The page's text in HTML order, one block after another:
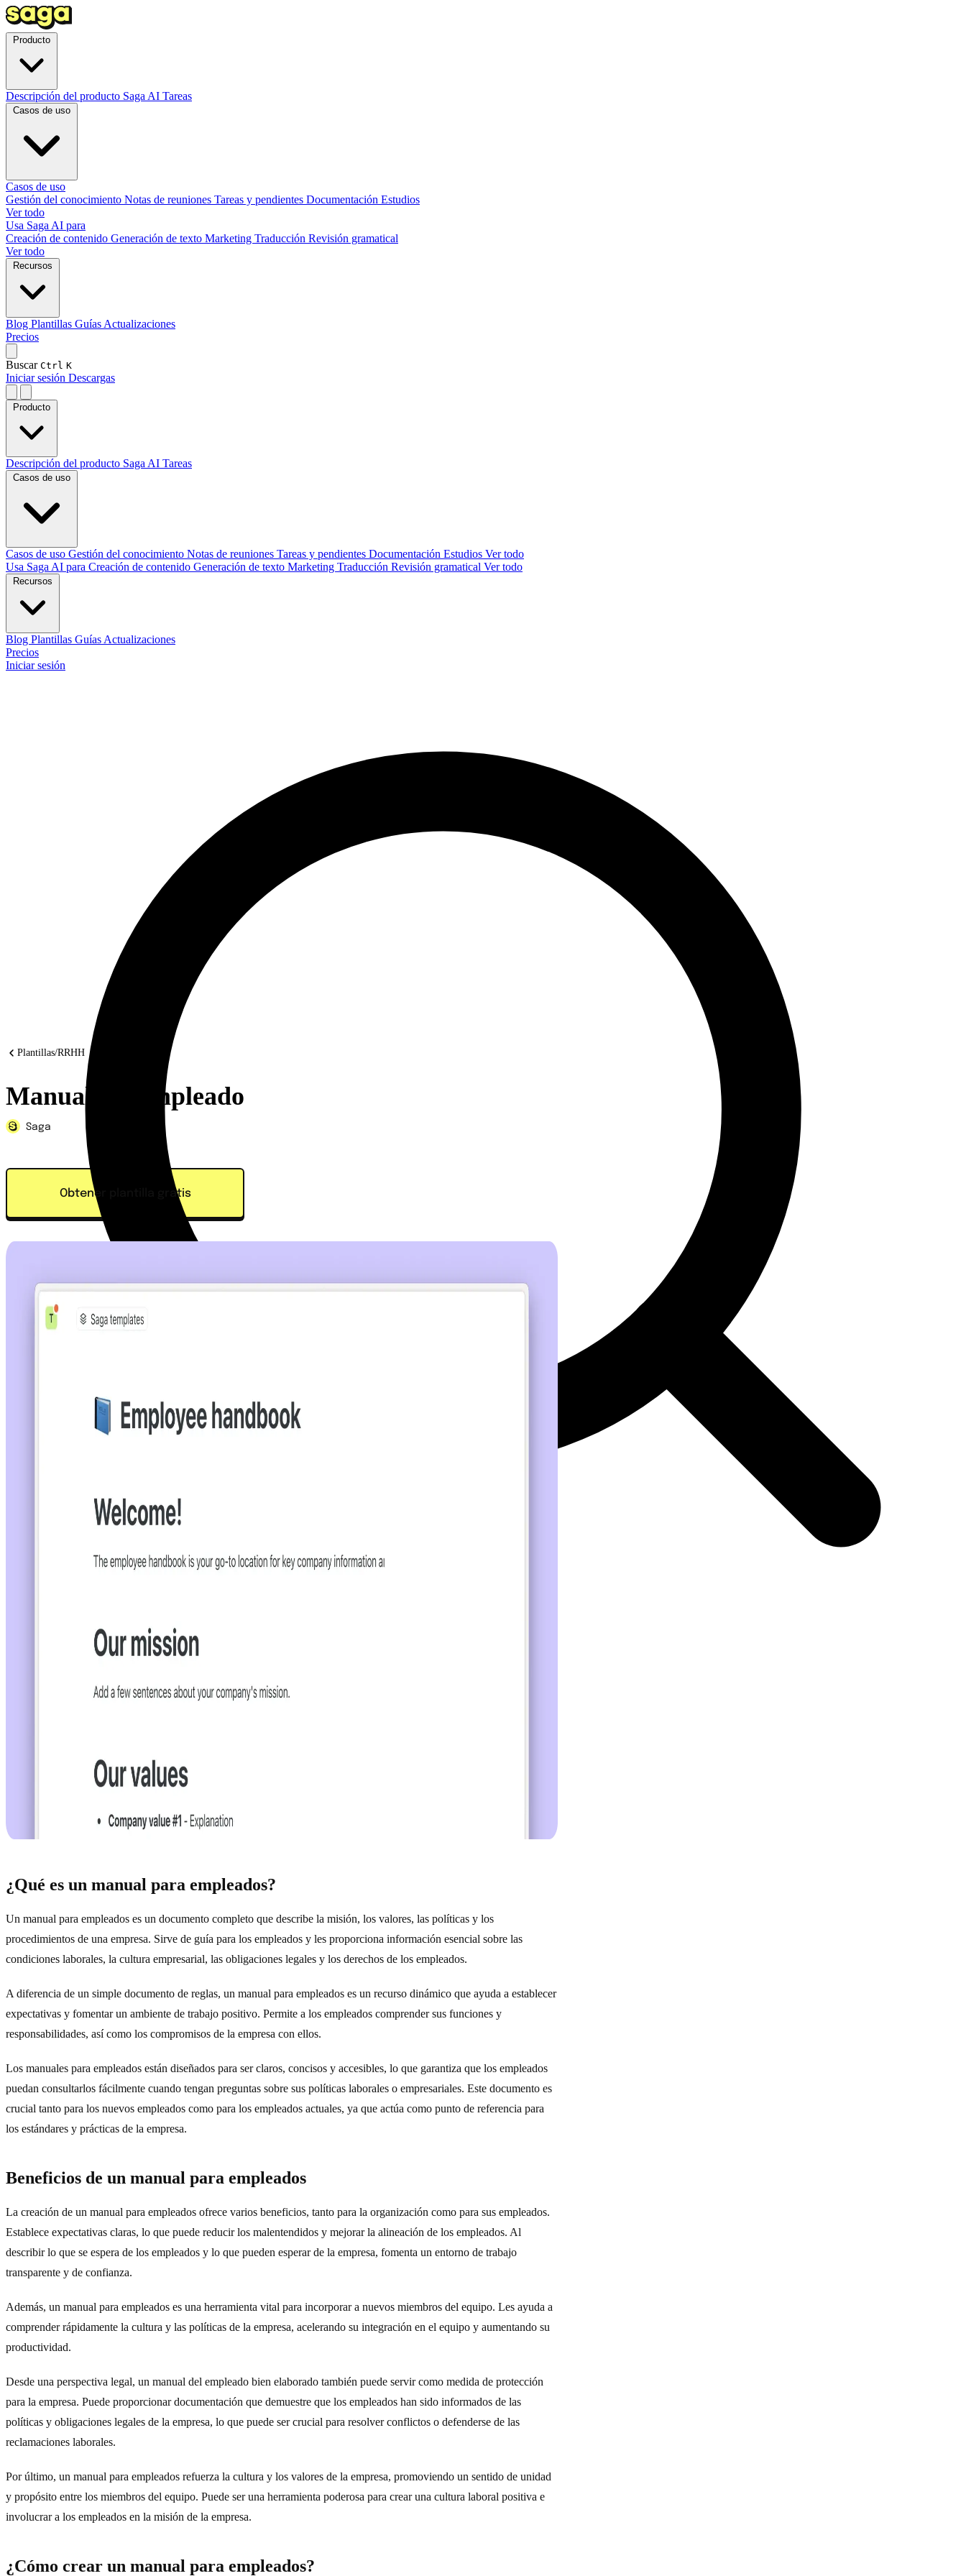
Descripción del producto Saga AI Tareas
Casos de uso
Gestión del conocimiento Notas de reuniones Tareas y pendientes Documentación Estudios
Ver todo
Usa Saga AI para
Creación de contenido Generación de texto Marketing Traducción Revisión gramatical
Ver todo
Blog Plantillas Guías Actualizaciones
Precios
Buscar Ctrl K
Iniciar sesión Descargas
Descripción del producto Saga AI Tareas
Casos de uso Gestión del conocimiento Notas de reuniones Tareas y pendientes Documentación Estudios Ver todo
Usa Saga AI para Creación de contenido Generación de texto Marketing Traducción Revisión gramatical Ver todo
Blog Plantillas Guías Actualizaciones
Precios
Iniciar sesión
Plantillas/RRHH
Manual del empleado
Saga
Obtener plantilla gratis
¿Qué es un manual para empleados?
Un manual para empleados es un documento completo que describe la misión, los valores, las políticas y los
procedimientos de una empresa. Sirve de guía para los empleados y les proporciona información esencial sobre las
condiciones laborales, la cultura empresarial, las obligaciones legales y los derechos de los empleados.
A diferencia de un simple documento de reglas, un manual para empleados es un recurso dinámico que ayuda a establecer
expectativas y fomentar un ambiente de trabajo positivo. Permite a los empleados comprender sus funciones y
responsabilidades, así como los compromisos de la empresa con ellos.
Los manuales para empleados están diseñados para ser claros, concisos y accesibles, lo que garantiza que los empleados
puedan consultarlos fácilmente cuando tengan preguntas sobre sus políticas laborales o empresariales. Este documento es
crucial tanto para los nuevos empleados como para los empleados actuales, ya que actúa como punto de referencia para
los estándares y prácticas de la empresa.
Beneficios de un manual para empleados
La creación de un manual para empleados ofrece varios beneficios, tanto para la organización como para sus empleados.
Establece expectativas claras, lo que puede reducir los malentendidos y mejorar la alineación de los empleados. Al
describir lo que se espera de los empleados y lo que pueden esperar de la empresa, fomenta un entorno de trabajo
transparente y de confianza.
Además, un manual para empleados es una herramienta vital para incorporar a nuevos miembros del equipo. Les ayuda a
comprender rápidamente la cultura y las políticas de la empresa, acelerando su integración en el equipo y aumentando su
productividad.
Desde una perspectiva legal, un manual del empleado bien elaborado también puede servir como medida de protección
para la empresa. Puede proporcionar documentación que demuestre que los empleados han sido informados de las
políticas y obligaciones legales de la empresa, lo que puede ser crucial para resolver conflictos o defenderse de las
reclamaciones laborales.
Por último, un manual para empleados refuerza la cultura y los valores de la empresa, promoviendo un sentido de unidad
y propósito entre los miembros del equipo. Puede ser una herramienta poderosa para crear una cultura laboral positiva e
involucrar a los empleados en la misión de la empresa.
¿Cómo crear un manual para empleados?